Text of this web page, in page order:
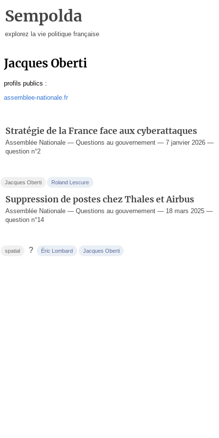
Sempolda
explorez la vie politique française
Jacques Oberti
profils publics :
assemblee-nationale.fr
Stratégie de la France face aux cyberattaques
Assemblée Nationale — Questions au gouvernement — 7 janvier 2026 —
question n°2
Jacques Oberti Roland Lescure
Suppression de postes chez Thales et Airbus
Assemblée Nationale — Questions au gouvernement — 18 mars 2025 —
question n°14
spatial ? Éric Lombard Jacques Oberti